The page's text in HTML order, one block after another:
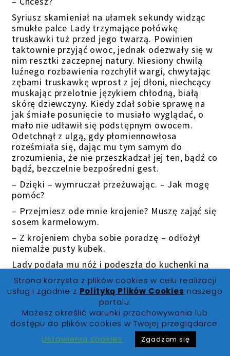
Syriusz skamieniał na ułamek sekundy widząc
smukłe palce Lady trzymające połówkę
truskawki tuż przed jego twarzą. Powinien
taktownie przyjąć owoc, jednak odezwały się w
nim resztki zaczepnej natury. Niesiony chwilą
luźnego rozbawienia rozchylił wargi, chwytając
zębami truskawkę wprost z jej dłoni, niechcący
muskając przelotnie językiem chłodną, białą
skórę dziewczyny. Kiedy zdał sobie sprawę na
jak śmiałe posunięcie to musiało wyglądać, o
mało nie udławił się podstępnym owocem.
Odetchnął z ulgą, gdy płomiennowłosa
roześmiała się, dając mu tym samym do
zrozumienia, że nie przeszkadzał jej ten, bądź co
bądź, bezczelnie bezpośredni gest.
– Dzięki – wymruczał przeżuwając. – Jak mogę
pomóc?
– Przejmiesz ode mnie krojenie? Muszę zająć się
sosem karmelowym.
– Z krojeniem chyba sobie poradzę – odłożył
niemalże pusty kubek.
Lady podała mu nóż i podeszła do kuchenki na
której już czekał garnek gotowy do rozpoczęcia
zabawy z sosem. Nie lubiła korzystać ze swojej
magii, zwłaszcza podczas gotowania lub
opiekowania się domem. Jej destrukcyjna moc
zupełnie nie pasowała do tak delikatnych,
finezyjnych i uspokajających czynności. Czekając
aż cukier się rozpuści, zerkała co jakiś czas na
Syriusza. Nie mogła powstrzymać się od
Strona korzysta z plików cookies w celu realizacji
usług i zgodnie z Polityką Plików Cookies naszego
portalu.
Możesz określić warunki przechowywania lub
dostępu do plików cookies w Twojej przeglądarce.
Ustawienia cookies
Zgadzam się